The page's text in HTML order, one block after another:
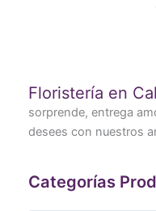
Floristería en
sorprende, entrega
desees con nuestros
Categorías